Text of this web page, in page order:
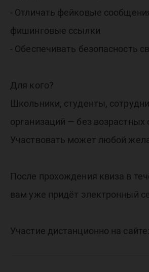
- Отличать фейковые
фишинговые ссылки
- Обеспечивать безопасность
Для кого?
Школьники, студенты,
организаций — без возрастных
Участвовать может любой
После прохождения квиза в
вам уже придёт электронный
Участие дистанционно на